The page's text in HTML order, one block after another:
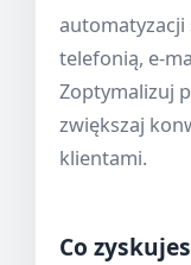
automatyzacji
telefonią, e-
Zoptymalizuj
zwiększaj
klientami.
Co